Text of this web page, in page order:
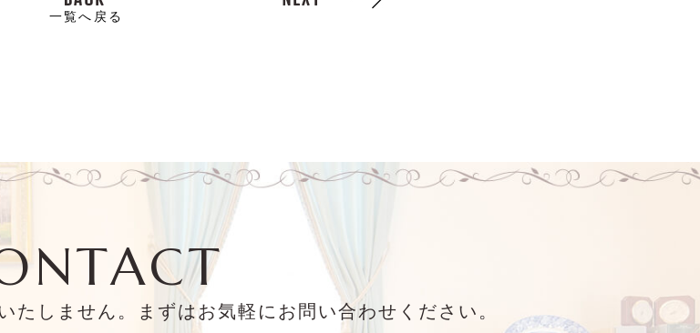
一覧へ戻る
たしません。まずはお気軽にお問い合わせください。